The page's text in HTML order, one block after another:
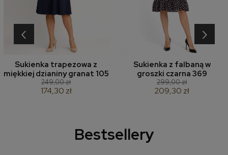
Sukienka trapezowa z
miękkiej dzianiny granat 105
249,00 zł
174,30 zł
Sukienka z falbaną w
groszki czarna 369
299,00 zł
209,30 zł
‹ ›
Bestsellery